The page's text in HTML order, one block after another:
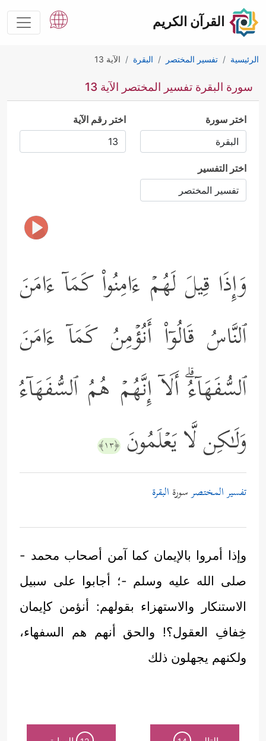
القرآن الكريم
الرئيسية تفسير المختصر البقرة الآية 13
سورة البقرة تفسير المختصر الآية 13
اختر سورة اختر رقم الآية
اختر التفسير
وَإِذَا قِیلَ لَهُمۡ ءَامِنُواْ كَمَاۤ ءَامَنَ
ٱلنَّاسُ قَالُوۤاْ أَنُؤۡمِنُ كَمَاۤ ءَامَنَ
ٱلسُّفَهَاۤءُۗ أَلَاۤ إِنَّهُمۡ هُمُ ٱلسُّفَهَاۤءُ
وَلَـٰكِن لَّا یَعۡلَمُونَ ﴿١٣﴾
تفسير المختصرسورة البقرة
وإذا أمروا بالإيمان كما آمن أصحاب محمد -
صلى الله عليه وسلم -؛ أجابوا على سبيل
الاستنكار والاستهزاء بقولهم: أنؤمن كإيمان
خِفافِ العقول؟! والحق أنهم هم السفهاء،
ولكنهم يجهلون ذلك